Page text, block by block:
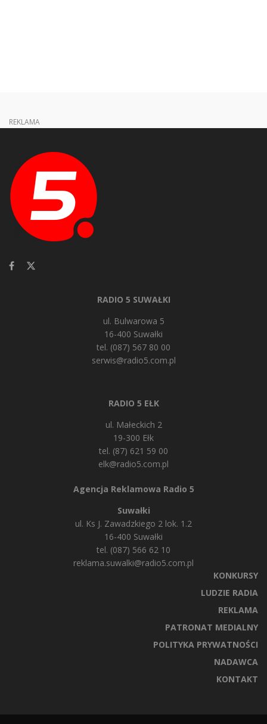
REKLAMA
RADIO 5 SUWAŁKI
ul. Bulwarowa 5
16-400 Suwałki
tel. (087) 567 80 00
serwis@radio5.com.pl
RADIO 5 EŁK
ul. Małeckich 2
19-300 Ełk
tel. (87) 621 59 00
elk@radio5.com.pl
Agencja Reklamowa Radio 5
Suwałki
ul. Ks J. Zawadzkiego 2 lok. 1.2
16-400 Suwałki
tel. (087) 566 62 10
reklama.suwalki@radio5.com.pl
KONKURSY
LUDZIE RADIA
REKLAMA
PATRONAT MEDIALNY
POLITYKA PRYWATNOŚCI
NADAWCA
KONTAKT